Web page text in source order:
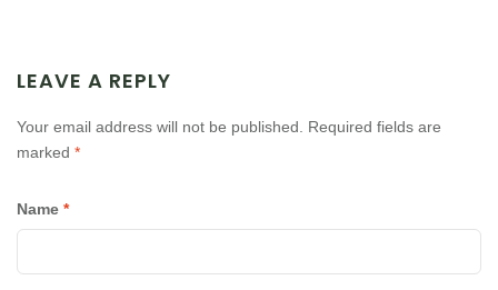
LEAVE A REPLY
Your email address will not be published.
Required fields are
marked *
Name *